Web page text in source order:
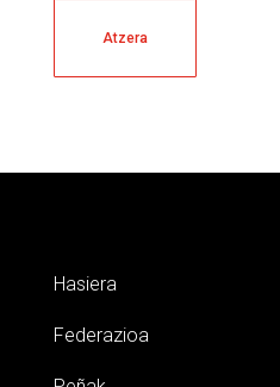
Atzera
Hasiera
Federazioa